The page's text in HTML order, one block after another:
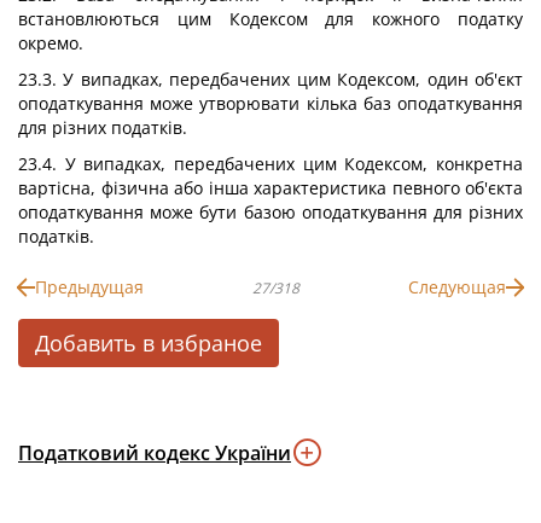
встановлюються цим Кодексом для кожного податку
окремо.
23.3. У випадках, передбачених цим Кодексом, один об'єкт
оподаткування може утворювати кілька баз оподаткування
для різних податків.
23.4. У випадках, передбачених цим Кодексом, конкретна
вартісна, фізична або інша характеристика певного об'єкта
оподаткування може бути базою оподаткування для різних
податків.
Предыдущая 27/318 Следующая
Добавить в избраное
Податковий кодекс України